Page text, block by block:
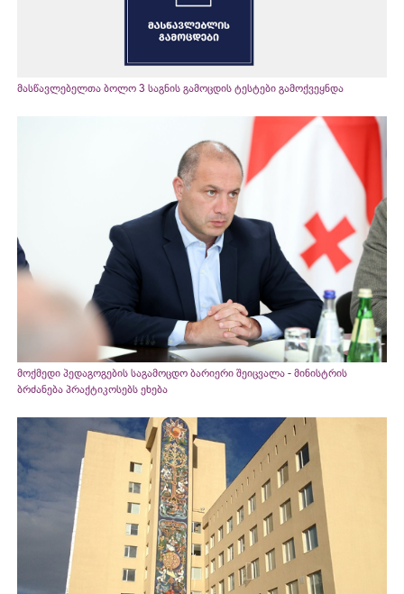
მასწავლებელთა ბოლო 3 საგნის გამოცდის ტესტები გამოქვეყნდა
მოქმედი პედაგოგების საგამოცდო ბარიერი შეიცვალა - მინისტრის
ბრძანება პრაქტიკოსებს ეხება